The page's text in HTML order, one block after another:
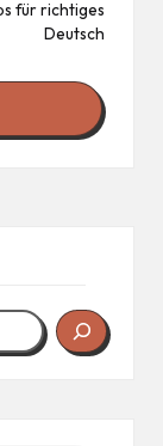
für richtiges
Deutsch